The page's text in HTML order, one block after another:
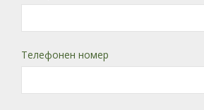
Телефонен номер